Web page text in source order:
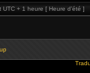
+ 1 heure [ Heure d’été ]